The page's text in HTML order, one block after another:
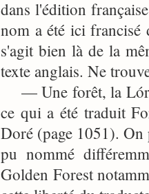
dans l'édition
nom a été ici francisé
s'agit bien là de la
texte anglais. Ne
— Une forêt, la
ce qui a été traduit
Doré (page 1051). On
pu nommé
Golden Forest